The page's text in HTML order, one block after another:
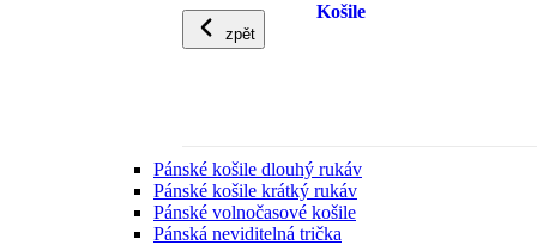
zpět
Košile
Pánské košile dlouhý rukáv
Pánské košile krátký rukáv
Pánské volnočasové košile
Pánská neviditelná trička